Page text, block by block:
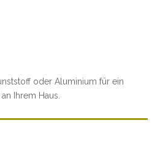
oder Aluminium für ein
Ihrem Haus.